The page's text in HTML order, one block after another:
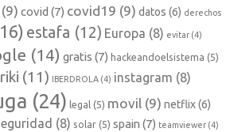
(9) covid (7) covid19 (9) datos (6) derechos
estafa (12) Europa (8) evitar (4)
(14) gratis (7) hackeandoelsistema (5)
(11) IBERDROLA (4) instagram (8)
(24) legal (5) movil (9) netflix(6)
(8) solar (5) spain (7) teamviewer (4)